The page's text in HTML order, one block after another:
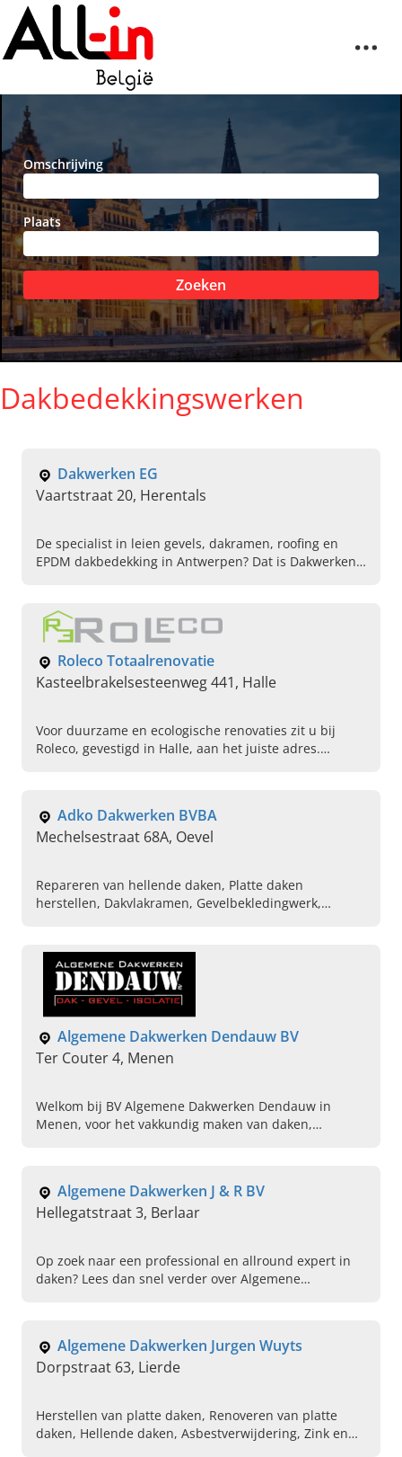
Omschrijving
Plaats
Zoeken
Dakbedekkingswerken
Dakwerken EG
Vaartstraat 20, Herentals
De specialist in leien gevels, dakramen, roofing en
EPDM dakbedekking in Antwerpen? Dat is Dakwerken
Roleco Totaalrenovatie
Kasteelbrakelsesteenweg 441, Halle
Voor duurzame en ecologische renovaties zit u bij
Roleco, gevestigd in Halle, aan het juiste adres.
Adko Dakwerken BVBA
Mechelsestraat 68A, Oevel
Repareren van hellende daken, Platte daken
herstellen, Dakvlakramen, Gevelbekledingwerk,
dakdichting aanbrengen, Gevel bekleden met sidings
Algemene Dakwerken Dendauw BV
Ter Couter 4, Menen
Welkom bij BV Algemene Dakwerken Dendauw in
Menen, voor het vakkundig maken van daken,
Algemene Dakwerken J & R BV
Hellegatstraat 3, Berlaar
Op zoek naar een professional en allround expert in
daken? Lees dan snel verder over Algemene
Algemene Dakwerken Jurgen Wuyts
Dorpstraat 63, Lierde
Herstellen van platte daken, Renoveren van platte
daken, Hellende daken, Asbestverwijdering, Zink en